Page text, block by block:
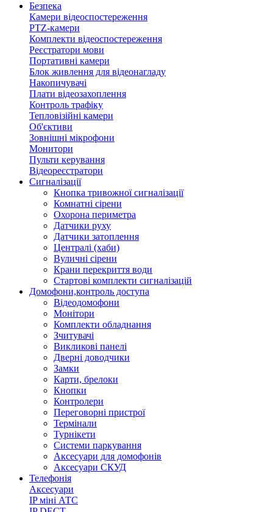
Безпека
Камери відеоспостереження
PTZ-камери
Комплекти відеоспостереження
Реєстратори мови
Портативні камери
Блок живлення для відеонагладу
Накопичувачі
Плати відеозахоплення
Контроль трафіку
Тепловізійні камери
Об'єктиви
Зовнішні мікрофони
Монитори
Пульти керування
Відеореєстратори
Сигналізації
Кнопка тривожної сигналізації
Комнатні сірени
Охорона периметра
Датчики руху
Датчики затоплення
Централі (хаби)
Вуличні сірени
Крани перекриття води
Стартові комплекти сигналізацій
Домофони,контроль доступа
Відеодомофони
Монітори
Комплекти обладнання
Зчитувачі
Викликові панелі
Дверні доводчики
Замки
Карти, брелоки
Кнопки
Контролери
Переговорні пристрої
Термінали
Турнікети
Системи паркування
Аксесуари для домофонів
Аксесуари СКУД
Телефонія
Аксесуари
IP міні АТС